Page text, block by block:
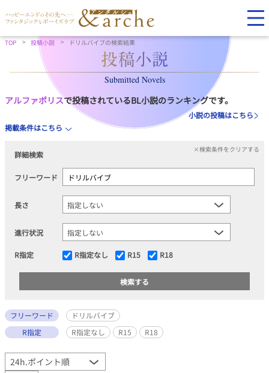
TOP 投稿小説 ドリルバイブの検索結果
Submitted Novels
アルファポリスで投稿されているBL小説のランキングです。
小説の投稿はこちら
掲載条件はこちら
詳細検索
×検索条件をクリアする
フリーワード
長さ
進行状況
R指定 R指定なし R15 R18
フリーワード
ドリルバイブ
R指定
R指定なし R15 R18